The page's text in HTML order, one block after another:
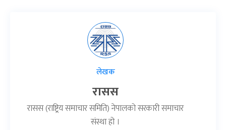
लेखक
रासस
रासस (राष्ट्रिय समाचार समिति) नेपालको सरकारी समाचार
संस्था हो ।